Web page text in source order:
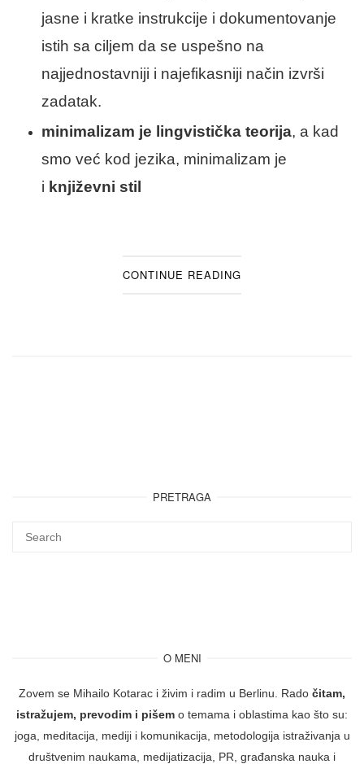
jasne i kratke instrukcije i dokumentovanje
istih sa ciljem da se uspešno na
najjednostavniji i najefikasniji način izvrši
zadatak.
minimalizam je lingvistička teorija, a kad
smo već kod jezika, minimalizam je
i književni stil
CONTINUE READING
PRETRAGA
O MENI
Zovem se Mihailo Kotarac i živim i radim u Berlinu. Rado čitam,
istražujem, prevodim i pišem o temama i oblastima kao što su:
joga, meditacija, mediji i komunikacija, metodologija istraživanja u
društvenim naukama, medijatizacija, PR, građanska nauka i